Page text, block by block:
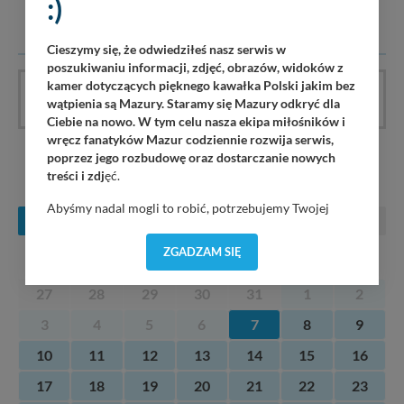
tematem, wulgarne, obraźliwe, naruszające prawo będą
usuwane.
Artykuł nie ma jeszcze komentarzy, bądź pierwszy!
KONCERTY NA MAZURACH
CZ
27 28 29 30 31 1
2
3
4 5 6 7 8
9
10
11 12 13 14 15
16
17
18 19 20 21 22
23
:)
Cieszymy się, że odwiedziłeś nasz serwis w
poszukiwaniu informacji, zdjęć, obrazów, widoków z
kamer dotyczących pięknego kawałka Polski jakim bez
wątpienia są Mazury. Staramy się Mazury odkryć dla
Ciebie na nowo. W tym celu nasza ekipa miłośników i
wręcz fanatyków Mazur codziennie rozwija serwis,
poprzez jego rozbudowę oraz dostarczanie nowych
treści i zdjęć.
Abyśmy nadal mogli to robić, potrzebujemy Twojej
dostosować do Twoich preferencji. Twoje dane (w tym
pliki cookies) będą zapisywane w celu usprawnienia
wyszukania, ulubione miejsca, logowania, itp).
Bezpieczeństwo Twoich danych jest dla nas
priorytetowe, bez poinformowania Ciebie nie będziemy
zmieniać zakresu naszych uprawnień. Twoje dane są u
nas bezpieczne, jeśli masz wątpliwości co do naszych
intencji, zawsze możesz wycofać swoją zgodę. Więcej
ZGADZAM SIĘ